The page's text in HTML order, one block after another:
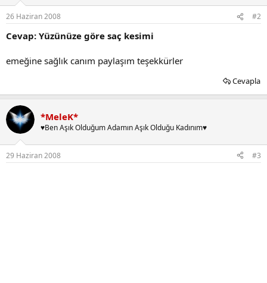
26 Haziran 2008 #2
Cevap: Yüzünüze göre saç kesimi
emeğine sağlık canım paylaşım teşekkürler
Cevapla
*MeleK*
♥Ben Aşık Olduğum Adamın Aşık Olduğu Kadınım♥
29 Haziran 2008 #3